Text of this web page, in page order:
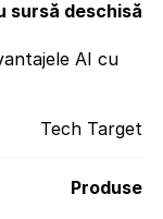
Tech Target
sursă deschisă
AI cu
Produse